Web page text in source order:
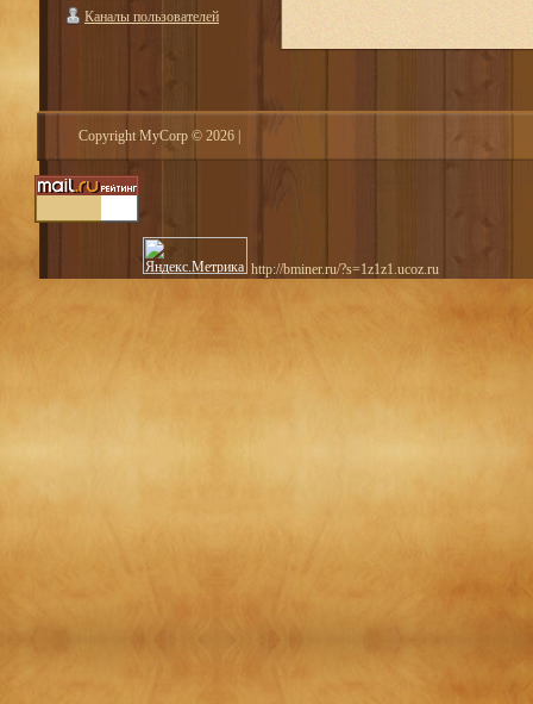
Каналы пользователей
Copyright MyCorp © 2026
http://bminer.ru/?s=1z1z1.ucoz.ru